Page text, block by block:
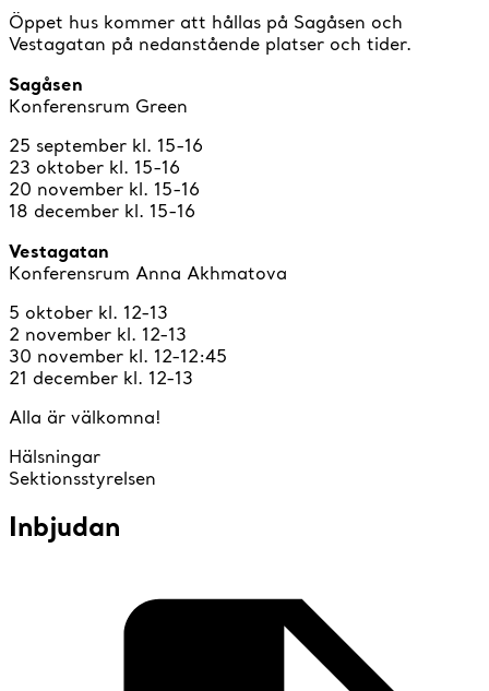
Öppet hus kommer att hållas på Sagåsen och
Vestagatan på nedanstående platser och tider.
Sagåsen
Konferensrum Green
25 september kl. 15-16
23 oktober kl. 15-16
20 november kl. 15-16
18 december kl. 15-16
Vestagatan
Konferensrum Anna Akhmatova
5 oktober kl. 12-13
2 november kl. 12-13
30 november kl. 12-12:45
21 december kl. 12-13
Alla är välkomna!
Hälsningar
Sektionsstyrelsen
Inbjudan